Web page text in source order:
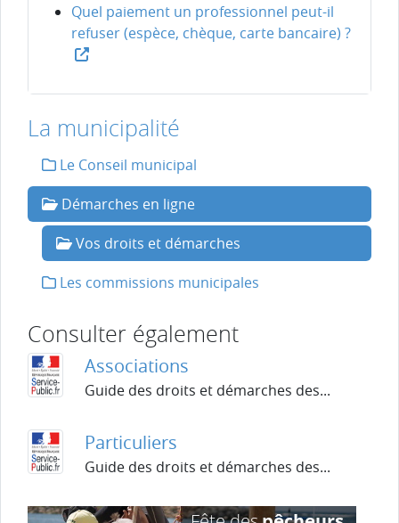
Quel paiement un professionnel peut-il
refuser (espèce, chèque, carte bancaire) ?
La municipalité
Le Conseil municipal
Démarches en ligne
Vos droits et démarches
Les commissions municipales
Consulter également
Associations
Guide des droits et démarches des...
Particuliers
Guide des droits et démarches des...